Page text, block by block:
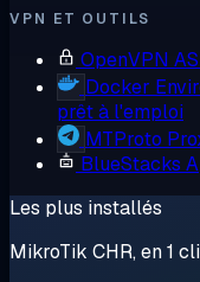
VPN ET OUTILS
OpenVPN AS
Docker
prêt à l'emploi
MTProto
BlueStacks
Les plus installés
MikroTik CHR, en 1